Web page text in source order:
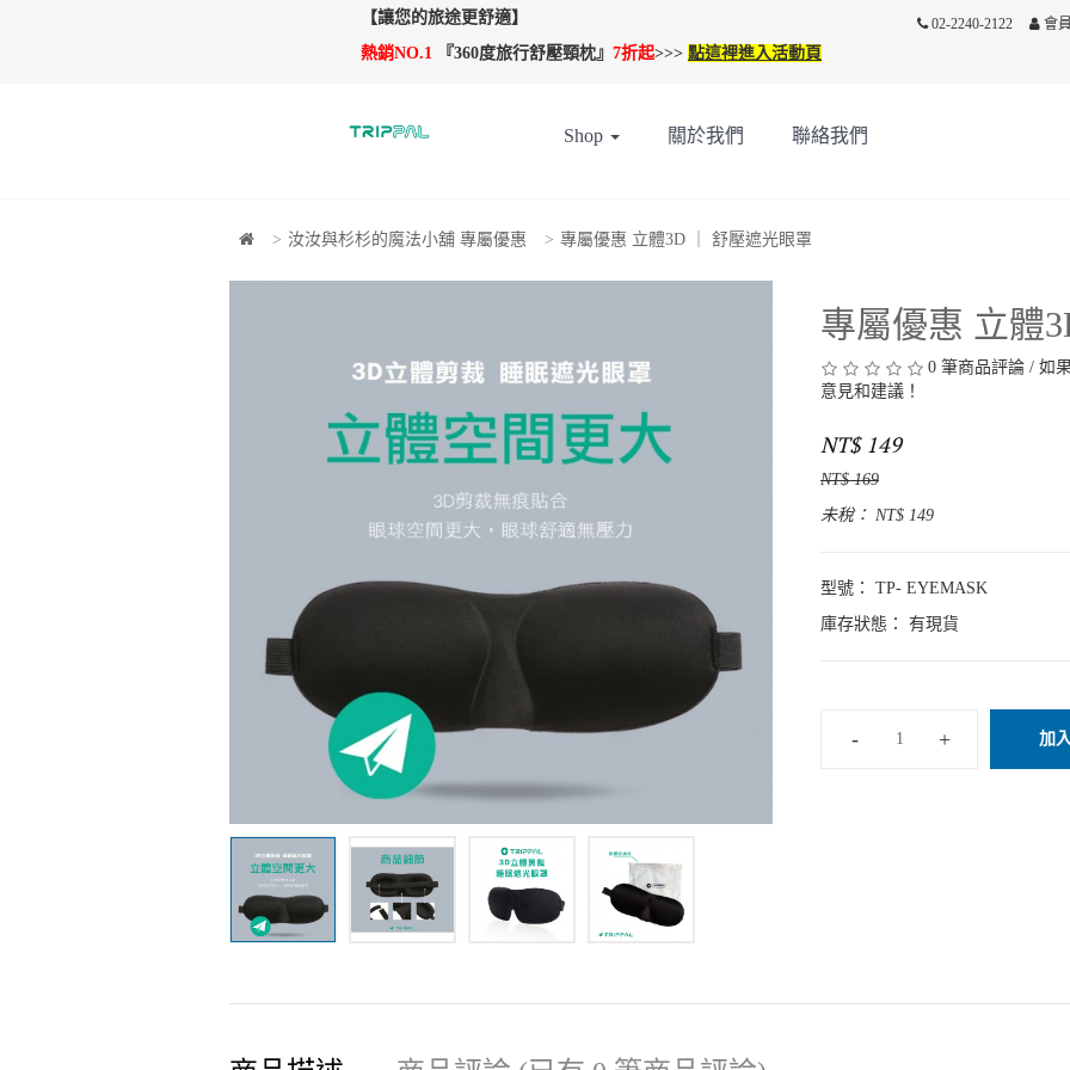
【讓您的旅途更舒適】
熱銷NO.1 『360度旅行舒壓頸枕』 7折起>>> 點這裡進入活動頁
02-2240-2122 會
Shop 關於我們 聯絡我們
汝汝與杉杉的魔法小舖 專屬優惠 專屬優惠 立體3D ｜ 舒壓遮光眼罩
專屬優惠 立體
0 筆商品評論 / 如
意見和建議！
NT$ 149
NT$ 169
未稅： NT$ 149
型號： TP- EYEMASK
庫存狀態：
有現貨
加